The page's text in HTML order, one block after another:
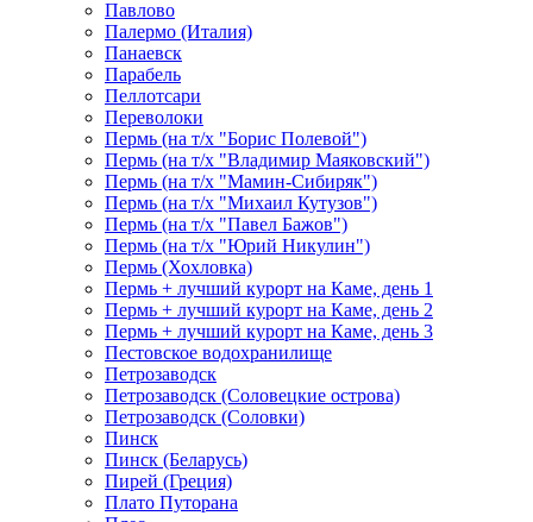
Павлово
Палермо (Италия)
Панаевск
Парабель
Пеллотсари
Переволоки
Пермь (на т/х "Борис Полевой")
Пермь (на т/х "Владимир Маяковский")
Пермь (на т/х "Мамин-Сибиряк")
Пермь (на т/х "Михаил Кутузов")
Пермь (на т/х "Павел Бажов")
Пермь (на т/х "Юрий Никулин")
Пермь (Хохловка)
Пермь + лучший курорт на Каме, день 1
Пермь + лучший курорт на Каме, день 2
Пермь + лучший курорт на Каме, день 3
Пестовское водохранилище
Петрозаводск
Петрозаводск (Соловецкие острова)
Петрозаводск (Соловки)
Пинск
Пинск (Беларусь)
Пирей (Греция)
Плато Путорана